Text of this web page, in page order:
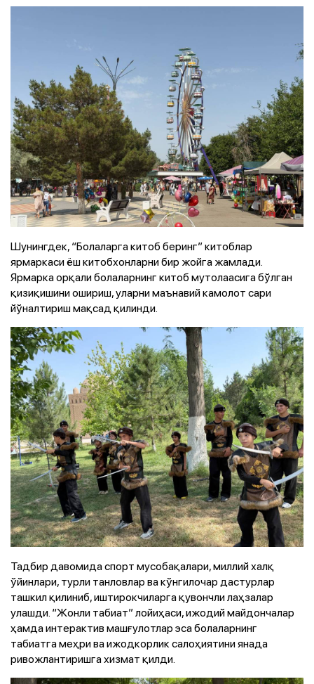
Шунингдек, “Болаларга китоб беринг” китоблар
ярмаркаси ёш китобхонларни бир жойга жамлади.
Ярмарка орқали болаларнинг китоб мутолаасига бўлган
қизиқишини ошириш, уларни маънавий камолот сари
йўналтириш мақсад қилинди.
Тадбир давомида спорт мусобақалари, миллий халқ
ўйинлари, турли танловлар ва кўнгилочар дастурлар
ташкил қилиниб, иштирокчиларга қувончли лаҳзалар
улашди. “Жонли табиат” лойиҳаси, ижодий майдончалар
ҳамда интерактив машғулотлар эса болаларнинг
табиатга меҳри ва ижодкорлик салоҳиятини янада
ривожлантиришга хизмат қилди.